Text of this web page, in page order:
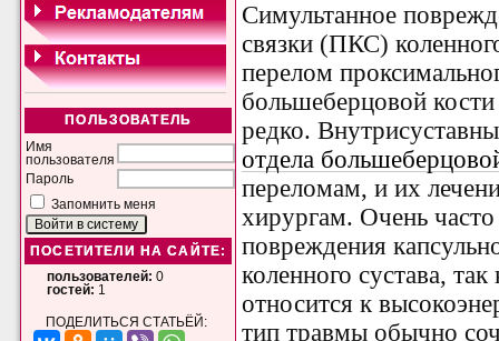
ПОЛЬЗОВАТЕЛЬ
Имя
пользователя
Пароль
Запомнить меня
ПОСЕТИТЕЛИ НА САЙТЕ:
пользователей: 0
гостей: 1
ПОДЕЛИТЬСЯ СТАТЬЁЙ:
Симультанное
связки (ПКС)
перелом
большеберцовой
редко.
отдела
переломам, и их
хирургам. Очень
повреждения
коленного сустава,
относится к
тип травмы обычно